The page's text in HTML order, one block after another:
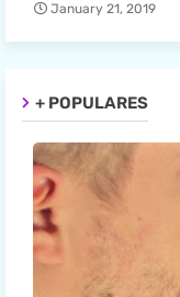
January 21, 2019
+ POPULARES